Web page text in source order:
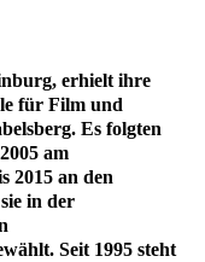
erhielt ihre
für Film und
Es folgten
am
2015 an den
in der
Seit 1995 steht